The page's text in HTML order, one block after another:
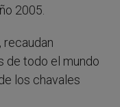
2005.
recaudan
de todo el mundo
los chavales